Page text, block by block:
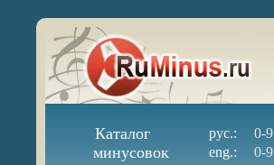
Каталог
минусовок
рус.: 0-9
eng.:
0-9